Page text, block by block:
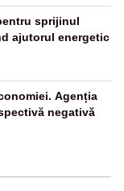
sprijinul
ajutorul energetic
Agenția
negativă